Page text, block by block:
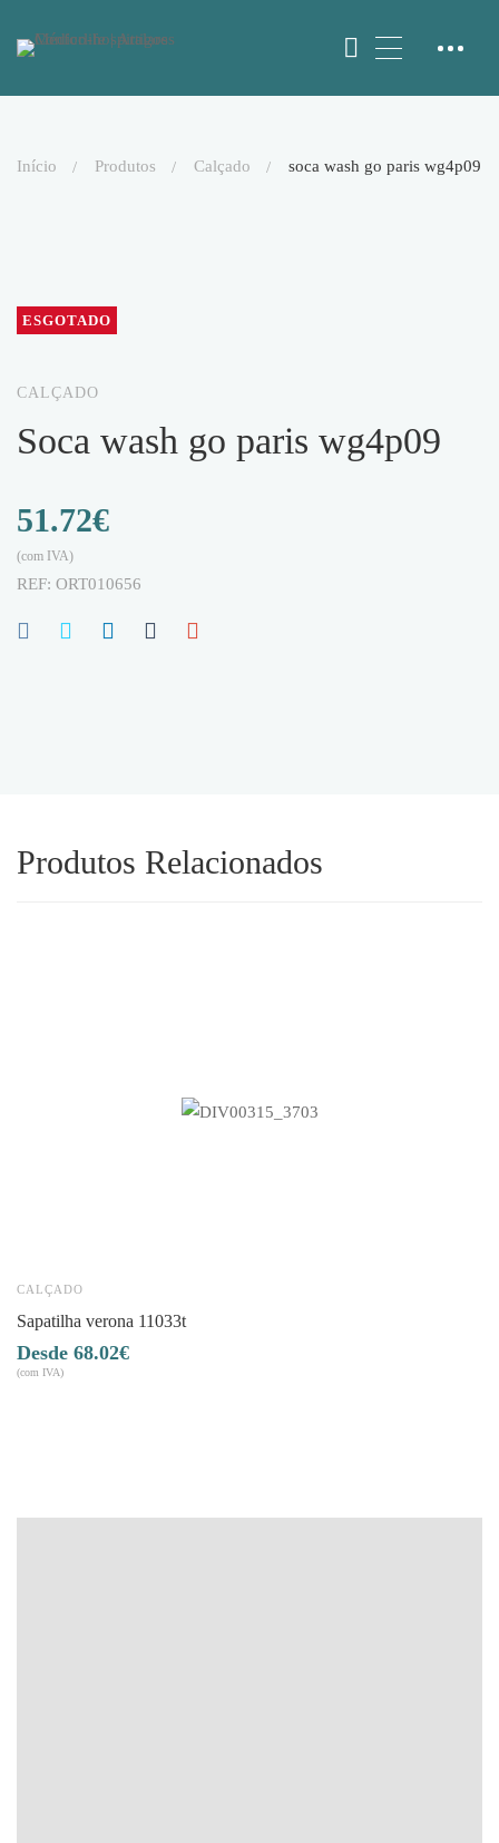
início produtos calçado soca wash go paris wg4p09
ESGOTADO
CALÇADO
soca wash go paris wg4p09
51.72€
(com IVA)
REF: ORT010656
Produtos Relacionados
CALÇADO
sapatilha verona 11033t
68.02€
(com IVA)